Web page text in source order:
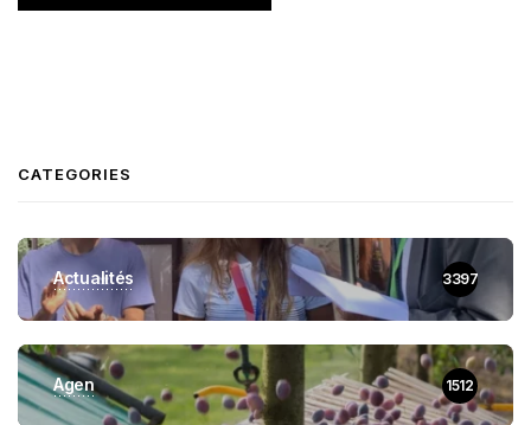
CATEGORIES
Actualités 3397
Agen 1512